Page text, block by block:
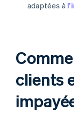
adaptées à
clients